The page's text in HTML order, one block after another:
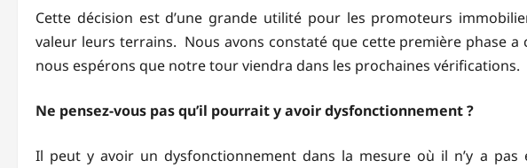
Cette décision est d’une grande utilité pour les promoteurs
valeur leurs terrains. Nous avons constaté que cette première phase
nous espérons que notre tour viendra dans les prochaines vérifications.
Ne pensez-vous pas qu’il pourrait y avoir dysfonctionnement ?
Il peut y avoir un dysfonctionnement dans la mesure où il n’y a pas